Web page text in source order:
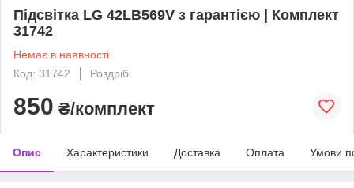
Підсвітка LG 42LB569V з гарантією | Комплект
31742
Немає в наявності
Код: 31742
Роздріб
850 ₴/комплект
Опис Характеристики Доставка Оплата Умови